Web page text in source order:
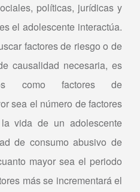
políticas, jurídicas y
el adolescente interactúa.
factores de riesgo o de
causalidad necesaria, es
como factores de
sea el número de factores
vida de un adolescente
de consumo abusivo de
mayor sea el periodo
más se incrementará el